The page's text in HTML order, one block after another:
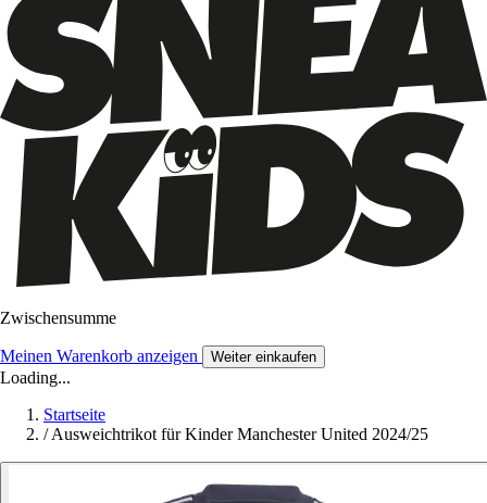
Zwischensumme
Meinen Warenkorb anzeigen Weiter einkaufen
Loading...
Startseite
/ Ausweichtrikot für Kinder Manchester United 2024/25